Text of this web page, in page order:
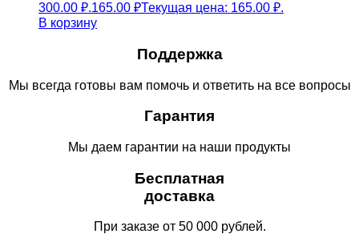
300.00 ₽.165.00 ₽Текущая цена: 165.00 ₽.
В корзину
Поддержка
Мы всегда готовы вам помочь и ответить на все вопросы
Гарантия
Мы даем гарантии на наши продукты
Бесплатная
доставка
При заказе от 50 000 рублей.